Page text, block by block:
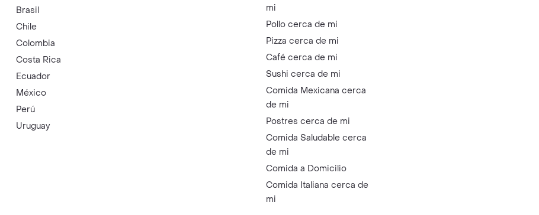
Brasil
Chile
Colombia
Costa Rica
Ecuador
México
Perú
Uruguay
mi
Pollo cerca de mi
Pizza cerca de mi
Café cerca de mi
Sushi cerca de mi
Comida Mexicana cerca
de mi
Postres cerca de mi
Comida Saludable cerca
de mi
Comida a Domicilio
Comida Italiana cerca de
mi